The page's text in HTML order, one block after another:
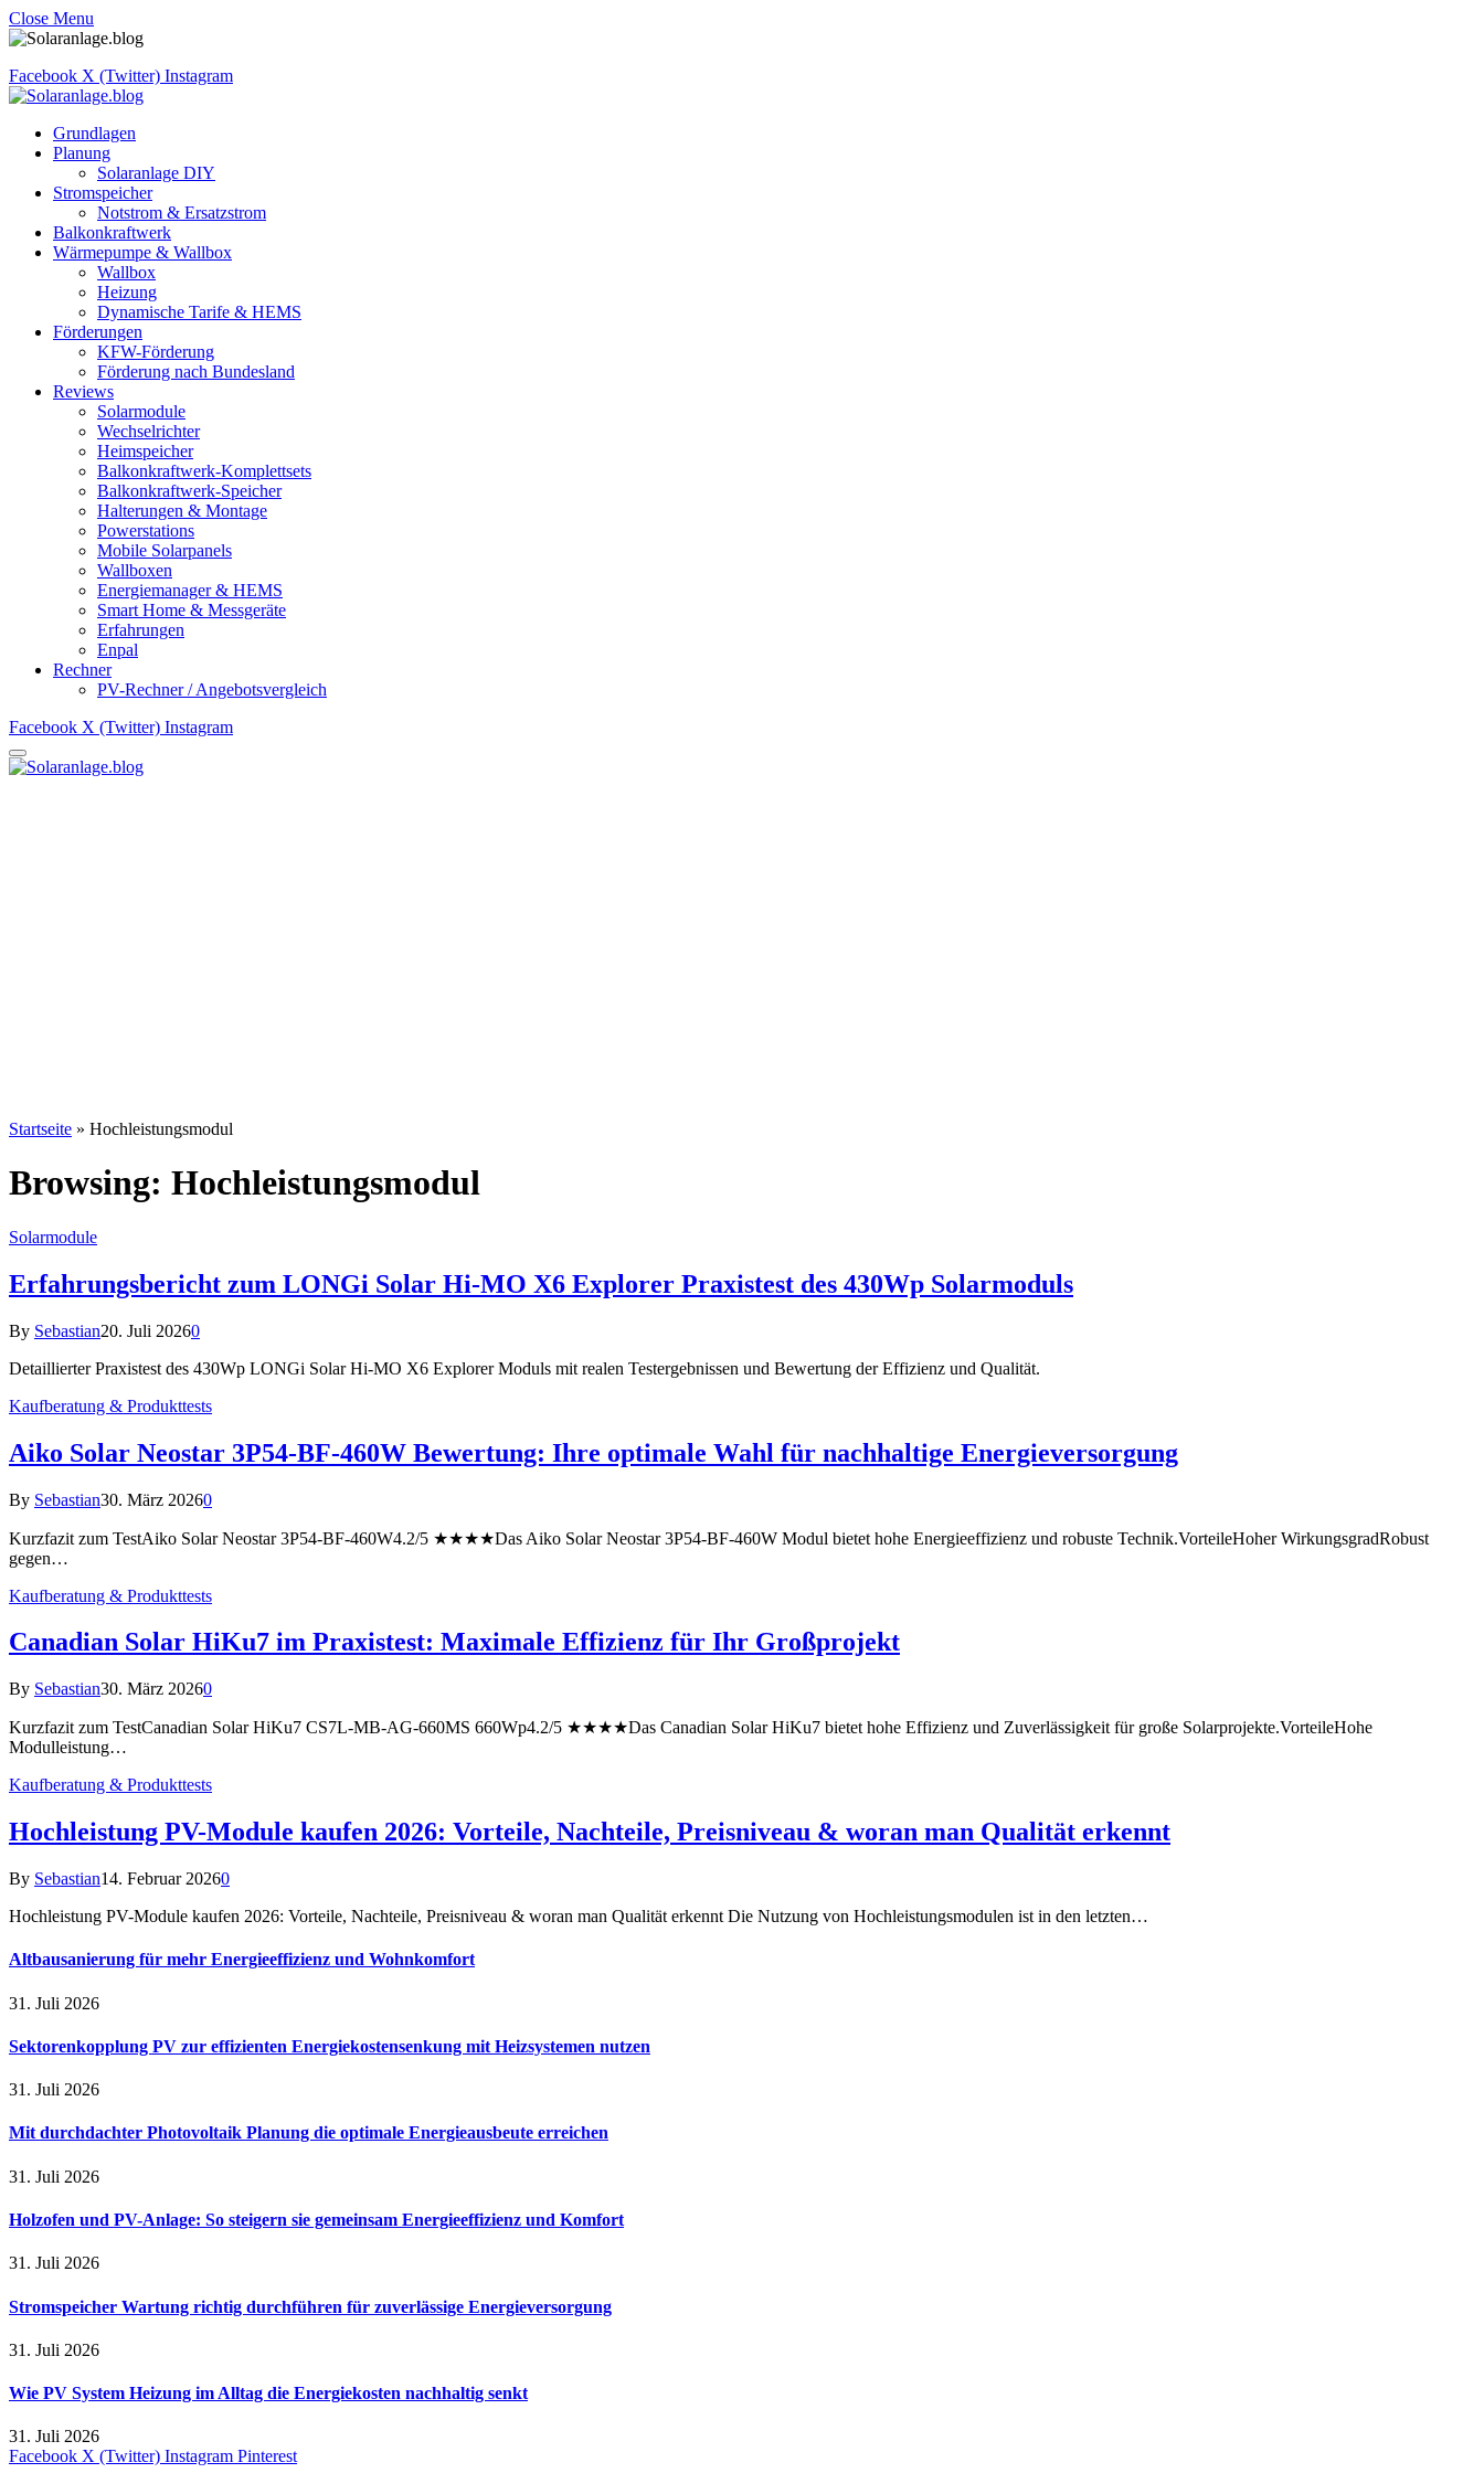
Close Menu
Facebook X (Twitter) Instagram
Grundlagen
Planung
Solaranlage DIY
Stromspeicher
Notstrom & Ersatzstrom
Balkonkraftwerk
Wärmepumpe & Wallbox
Wallbox
Heizung
Dynamische Tarife & HEMS
Förderungen
KFW-Förderung
Förderung nach Bundesland
Reviews
Solarmodule
Wechselrichter
Heimspeicher
Balkonkraftwerk-Komplettsets
Balkonkraftwerk-Speicher
Halterungen & Montage
Powerstations
Mobile Solarpanels
Wallboxen
Energiemanager & HEMS
Smart Home & Messgeräte
Erfahrungen
Enpal
Rechner
PV-Rechner / Angebotsvergleich
Facebook X (Twitter) Instagram
Startseite » Hochleistungsmodul
Browsing: Hochleistungsmodul
Solarmodule
Erfahrungsbericht zum LONGi Solar Hi-MO X6 Explorer Praxistest des 430Wp Solarmoduls
By Sebastian20. Juli 20260
Detaillierter Praxistest des 430Wp LONGi Solar Hi-MO X6 Explorer Moduls mit realen Testergebnissen und Bewertung der Effizienz und Qualität.
Kaufberatung & Produkttests
Aiko Solar Neostar 3P54-BF-460W Bewertung: Ihre optimale Wahl für nachhaltige Energieversorgung
By Sebastian30. März 20260
Kurzfazit zum TestAiko Solar Neostar 3P54-BF-460W4.2/5 ★★★★Das Aiko Solar Neostar 3P54-BF-460W Modul bietet hohe Energieeffizienz und robuste Technik.VorteileHoher WirkungsgradRobust
gegen…
Kaufberatung & Produkttests
Canadian Solar HiKu7 im Praxistest: Maximale Effizienz für Ihr Großprojekt
By Sebastian30. März 20260
Kurzfazit zum TestCanadian Solar HiKu7 CS7L-MB-AG-660MS 660Wp4.2/5 ★★★★Das Canadian Solar HiKu7 bietet hohe Effizienz und Zuverlässigkeit für große Solarprojekte.VorteileHohe
Modulleistung…
Kaufberatung & Produkttests
Hochleistung PV-Module kaufen 2026: Vorteile, Nachteile, Preisniveau & woran man Qualität erkennt
By Sebastian14. Februar 20260
Hochleistung PV-Module kaufen 2026: Vorteile, Nachteile, Preisniveau & woran man Qualität erkennt Die Nutzung von Hochleistungsmodulen ist in den letzten…
Altbausanierung für mehr Energieeffizienz und Wohnkomfort
31. Juli 2026
Sektorenkopplung PV zur effizienten Energiekostensenkung mit Heizsystemen nutzen
31. Juli 2026
Mit durchdachter Photovoltaik Planung die optimale Energieausbeute erreichen
31. Juli 2026
Holzofen und PV-Anlage: So steigern sie gemeinsam Energieeffizienz und Komfort
31. Juli 2026
Stromspeicher Wartung richtig durchführen für zuverlässige Energieversorgung
31. Juli 2026
Wie PV System Heizung im Alltag die Energiekosten nachhaltig senkt
31. Juli 2026
Facebook X (Twitter) Instagram Pinterest